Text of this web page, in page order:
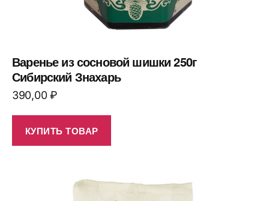
Варенье из сосновой шишки 250г
Сибирский Знахарь
390,00₽
КУПИТЬ ТОВАР